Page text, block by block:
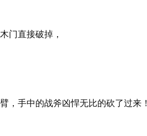
门直接破掉，
，手中的战斧凶悍无比的砍了过来！